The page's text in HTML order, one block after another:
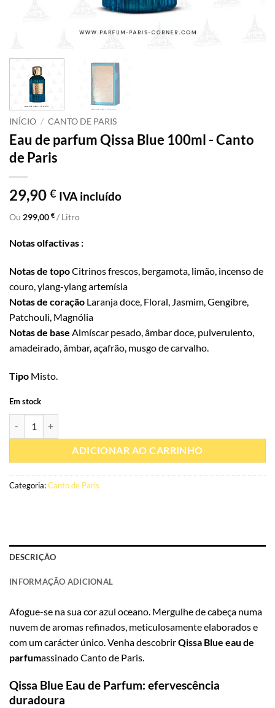
INÍCIO / CANTO DE PARIS
Eau de parfum Qissa Blue 100ml - Canto
de Paris
29,90 € IVA incluído
Ou 299,00 € / Litro
Notas olfactivas :
Notas de topoCitrinos frescos, bergamota, limão, incenso de
couro, ylang-ylang artemísia
Notas de coração Laranja doce, Floral, Jasmim, Gengibre,
Patchouli, Magnólia
Notas de base Almíscar pesado, âmbar doce, pulverulento,
amadeirado, âmbar, açafrão, musgo de carvalho.
Tipo Misto.
Em stock
ADICIONAR AO CARRINHO
Categoria:Canto de Paris
DESCRIÇÃO
INFORMAÇÃO ADICIONAL
Afogue-se na sua cor azul oceano. Mergulhe de cabeça numa
nuvem de aromas refinados, meticulosamente elaborados e
com um carácter único. Venha descobrirQissa Blue eau de
parfumassinado Canto de Paris.
Qissa Blue Eau de Parfum: efervescência
duradoura